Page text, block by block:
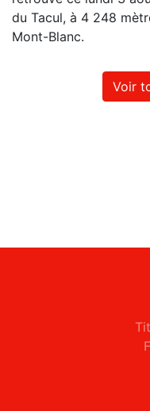
du Tacul, à 4 248
Mont-Blanc.
Voir